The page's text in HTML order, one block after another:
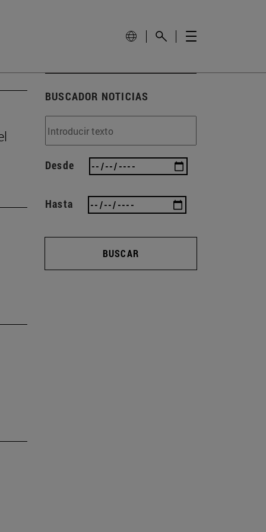
BUSCADOR NOTICIAS
Desde
Hasta
BUSCAR